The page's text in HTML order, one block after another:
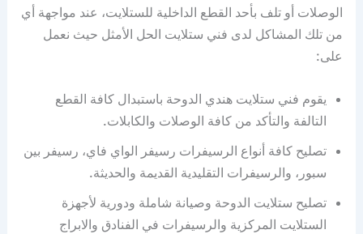
الوصلات أو تلف بأحد القطع الداخلية للستلايت، عند مواجهة أي
من تلك المشاكل لدى فني ستلايت الحل الأمثل حيث نعمل
على:
يقوم فني ستلايت هندي الدوحة باستبدال كافة القطع
التالفة والتأكد من كافة الوصلات والكابلات.
تصليح كافة أنواع الرسيفرات رسيفر الواي فاي، رسيفر بين
سبور، والرسيفرات التقليدية القديمة والحديثة.
تصليح ستلايت الدوحة وصيانة شاملة ودورية لأجهزة
الستلايت المركزية والرسيفرات في الفنادق والابراج